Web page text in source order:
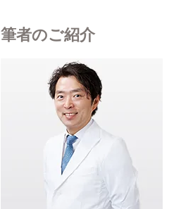
筆者のご紹介